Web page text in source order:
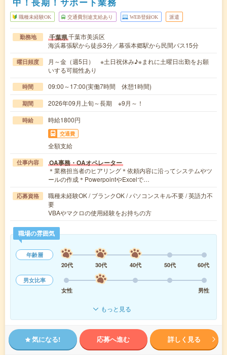
職種未経験OK 交通費別途支給あり WEB登録OK 派遣
勤務地 千葉県千葉市美浜区
海浜幕張駅から徒歩3分／幕張本郷駅から民間バス15分
曜日頻度
月～金（週5日） ※土日祝休み♪※まれに土曜日出勤をお願
いする可能性あり
時間 09:00～17:00(実働7時間 休憩1時間)
期間 2026年09月上旬～長期 ※9月～！
時給 時給1800円
交通費
全額支給
仕事内容 OA事務・OAオペレーター
＊業務担当者のヒアリング＊依頼内容に沿ってシステムやツ
ールの作成＊PowerpointやExcelで…
応募資格
職種未経験OK / ブランクOK / パソコンスキル不要 / 英語力不
要
VBAやマクロの使用経験をお持ちの方
職場の雰囲気
年齢層
20代
30代 40代 50代
60代
男女比率
女性
男性
もっと見る
気になる! 応募へ進む 詳しく見る